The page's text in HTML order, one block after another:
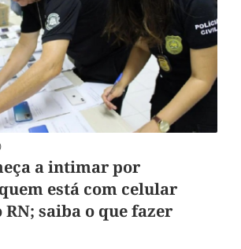
a intimar por
está com celular
saiba o que fazer